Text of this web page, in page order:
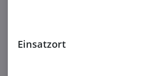
Einsatzort